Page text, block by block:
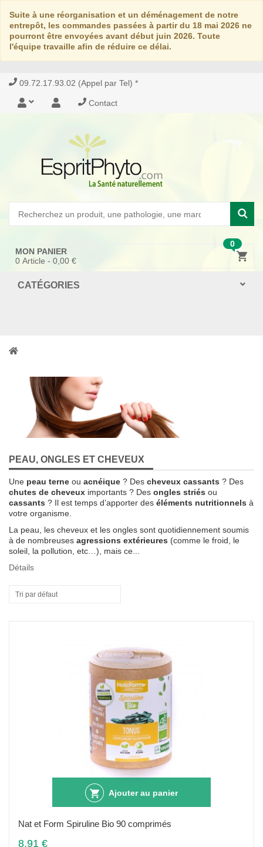
Suite à une réorganisation et un déménagement de notre
entrepôt, les commandes passées à partir du 18 mai 2026 ne
pourront être envoyées avant début juin 2026. Toute
l'équipe travaille afin de réduire ce délai.
09.72.17.93.02 (Appel par Tel) *
Contact
0
MON PANIER
0 Article - 0,00 €
CATÉGORIES
PEAU, ONGLES ET CHEVEUX
Une peau terne ou acnéique ? Des cheveux cassants ? Des
chutes de cheveux importants ? Des ongles striés ou
cassants ? Il est temps d’apporter des éléments nutritionnels à
votre organisme.
La peau, les cheveux et les ongles sont quotidiennement soumis
à de nombreuses agressions extérieures (comme le froid, le
soleil, la pollution, etc…), mais ce...
Détails
Tri par défaut
Ajouter au panier
Nat et Form Spiruline Bio 90 comprimés
8,91 €